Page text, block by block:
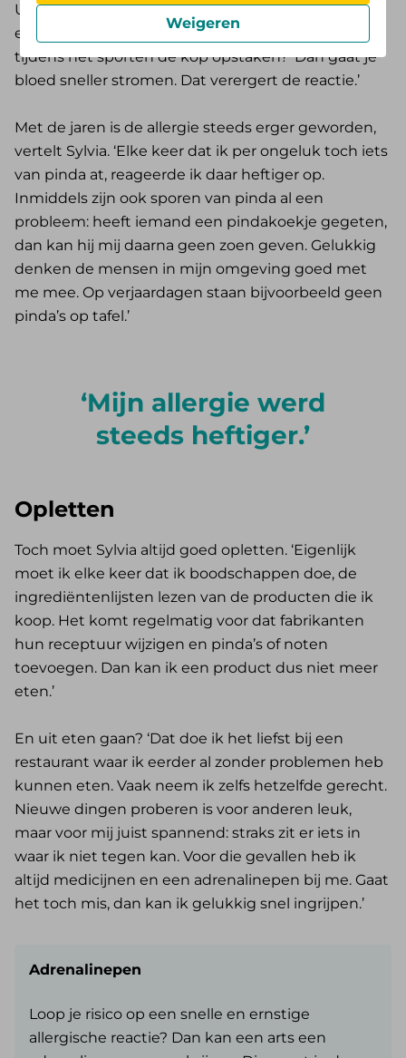
UMCG de diagnose gesteld: Sylvia heeft een pinda-
en notenallergie. Waarom de klachten dan vooral
tijdens het sporten de kop opstaken? ‘Dan gaat je
bloed sneller stromen. Dat verergert de reactie.’
Met de jaren is de allergie steeds erger geworden,
vertelt Sylvia. ‘Elke keer dat ik per ongeluk toch iets
van pinda at, reageerde ik daar heftiger op.
Inmiddels zijn ook sporen van pinda al een
probleem: heeft iemand een pindakoekje gegeten,
dan kan hij mij daarna geen zoen geven. Gelukkig
denken de mensen in mijn omgeving goed met
me mee. Op verjaardagen staan bijvoorbeeld geen
pinda’s op tafel.’
Mijn allergie werd
steeds heftiger.
Opletten
Toch moet Sylvia altijd goed opletten. ‘Eigenlijk
moet ik elke keer dat ik boodschappen doe, de
ingrediëntenlijsten lezen van de producten die ik
koop. Het komt regelmatig voor dat fabrikanten
hun receptuur wijzigen en pinda’s of noten
toevoegen. Dan kan ik een product dus niet meer
eten.’
En uit eten gaan? ‘Dat doe ik het liefst bij een
restaurant waar ik eerder al zonder problemen heb
kunnen eten. Vaak neem ik zelfs hetzelfde gerecht.
Nieuwe dingen proberen is voor anderen leuk,
maar voor mij juist spannend: straks zit er iets in
waar ik niet tegen kan. Voor die gevallen heb ik
altijd medicijnen en een adrenalinepen bij me. Gaat
het toch mis, dan kan ik gelukkig snel ingrijpen.’
Adrenalinepen
Loop je risico op een snelle en ernstige
allergische reactie? Dan kan een arts een
Weigeren